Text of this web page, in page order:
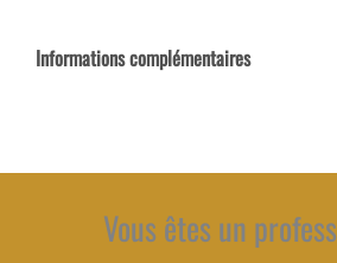
Informations complémentaires
Vous êtes un